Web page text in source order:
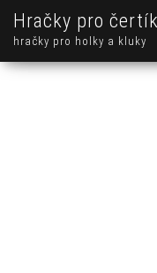
Hračky pro
hračky pro holky a kluky